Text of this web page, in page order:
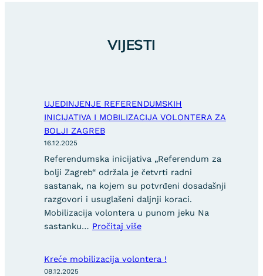
VIJESTI
UJEDINJENJE REFERENDUMSKIH
INICIJATIVA I MOBILIZACIJA VOLONTERA ZA
BOLJI ZAGREB
16.12.2025
Referendumska inicijativa „Referendum za
bolji Zagreb“ održala je četvrti radni
sastanak, na kojem su potvrđeni dosadašnji
razgovori i usuglašeni daljnji koraci.
Mobilizacija volontera u punom jeku Na
sastanku… Pročitaj više:
INICIJATIVA
Kreće mobilizacija volontera !
08.12.2025